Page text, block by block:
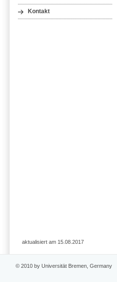
Kontakt
aktualisiert am 15.08.2017
© 2010 by Universität Bremen, Germany